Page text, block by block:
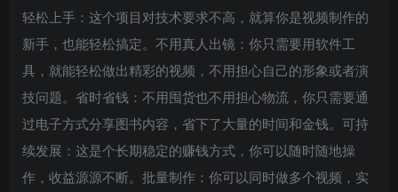
轻松上手：这个项目对技术要求不高，就算你是视频制作的
新手，也能轻松搞定。不用真人出镜：你只需要用软件工
具，就能轻松做出精彩的视频，不用担心自己的形象或者演
技问题。省时省钱：不用囤货也不用担心物流，你只需要通
过电子方式分享图书内容，省下了大量的时间和金钱。可持
续发展：这是个长期稳定的赚钱方式，你可以随时随地操
作，收益源源不断。批量制作：你可以同时做多个视频，实